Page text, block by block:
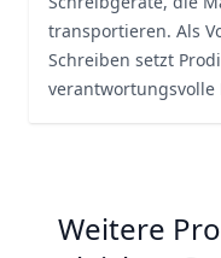
transportieren. Als
Schreiben setzt
verantwortungsvolle
Weitere